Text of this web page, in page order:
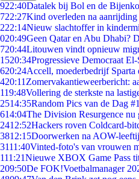
922:40Datalek bij Bol en de
722:27Kind overleden na
222:14Nieuw slachtoffer in
020:49Geen Qatar en Abu Dhabi?
720:44Litouwen vindt opnieuw
1520:34Progressieve Democraat
620:24Accell, moederbedrijf Sparta
420:11 Zomervakantieweerbericht:
119:48Vollering de sterkste na
2514:35Random Pics van de Dag
614:04The Division Resurgence nu
2412:52Hackers roven Coldcard-
3812:15Doorwerken na AOW-
3111:40Vinted-foto's van vrouwen
111:21Nieuwe XBOX Game Pass
209:50De FOK!Voetbalmanager